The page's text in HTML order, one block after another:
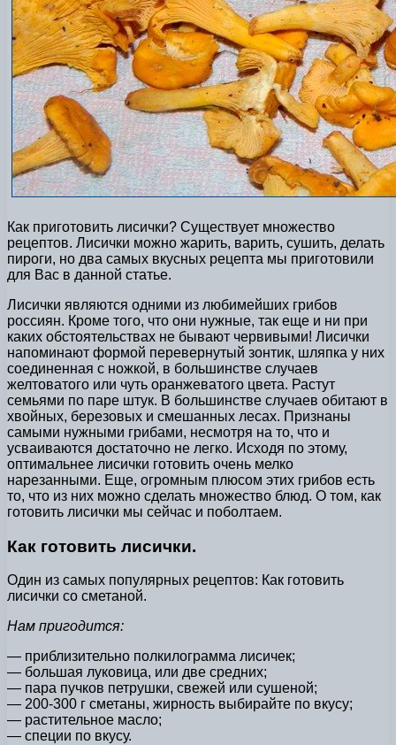
Как приготовить лисички? Существует множество
рецептов. Лисички можно жарить, варить, сушить, делать
пироги, но два самых вкусных рецепта мы приготовили
для Вас в данной статье.
Лисички являются одними из любимейших грибов
россиян. Кроме того, что они нужные, так еще и ни при
каких обстоятельствах не бывают червивыми! Лисички
напоминают формой перевернутый зонтик, шляпка у них
соединенная с ножкой, в большинстве случаев
желтоватого или чуть оранжеватого цвета. Растут
семьями по паре штук. В большинстве случаев обитают в
хвойных, березовых и смешанных лесах. Признаны
самыми нужными грибами, несмотря на то, что и
усваиваются достаточно не легко. Исходя по этому,
оптимальнее лисички готовить очень мелко
нарезанными. Еще, огромным плюсом этих грибов есть
то, что из них можно сделать множество блюд. О том, как
готовить лисички мы сейчас и поболтаем.
Как готовить лисички.
Один из самых популярных рецептов: Как готовить
лисички со сметаной.
Нам пригодится:
— приблизительно полкилограмма лисичек;
— большая луковица, или две средних;
— пара пучков петрушки, свежей или сушеной;
— 200-300 г сметаны, жирность выбирайте по вкусу;
— растительное масло;
— специи по вкусу.